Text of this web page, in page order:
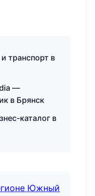
транспорт в
—
в Брянск
каталог в
Южный